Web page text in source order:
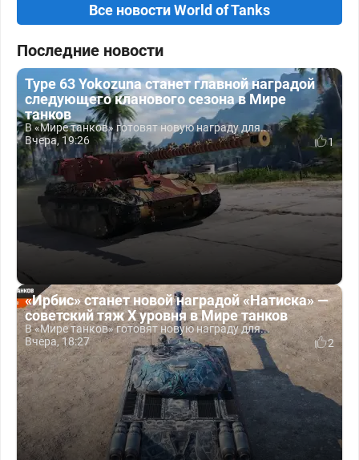
Все новости World of Tanks
Последние новости
Type 63 Yokozuna станет главной наградой
следующего кланового сезона в Мире
танков
В «Мире танков» готовят новую награду для...
Вчера, 19:26
1
«Ирбис» станет новой наградой «Натиска» —
советский тяж X уровня в Мире танков
В «Мире танков» готовят новую награду для...
Вчера, 18:27
2